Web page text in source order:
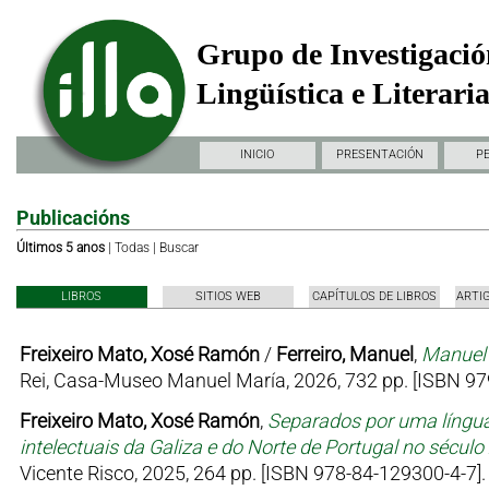
Grupo de
Lingüística e
INICIO PRESENTACIÓN
Publicacións
Últimos 5 anos| Todas| Buscar
LIBROS SITIOS WEB CAPÍTULOS DE LIBROS
Freixeiro Mato, Xosé Ramón/ Ferreiro, Manuel,
Rei, Casa-Museo Manuel María, 2026, 732 pp. [ISBN
Freixeiro Mato, Xosé Ramón, Separados por uma
intelectuais da Galiza e do Norte de Portugal no
Vicente Risco, 2025, 264 pp. [ISBN 978-84-129300-4-7].